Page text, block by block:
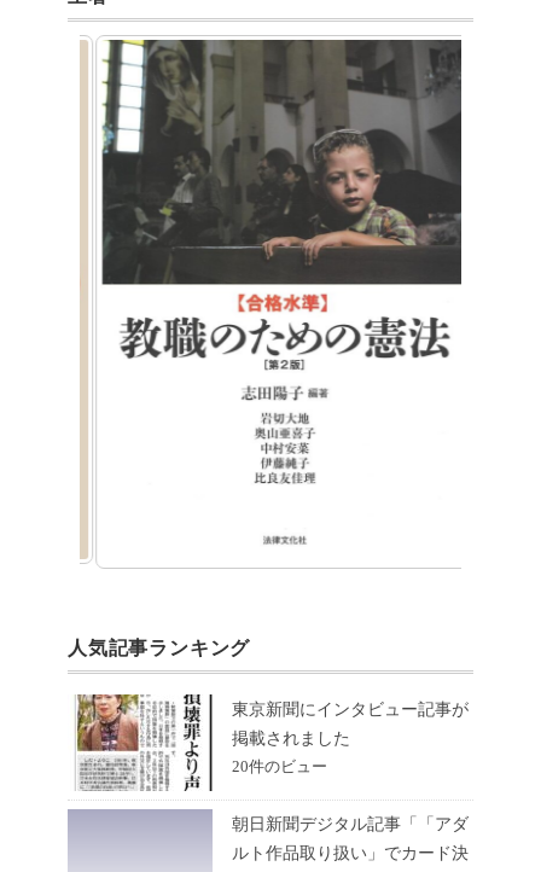
人気記事ランキング
東京新聞にインタビュー記事が
掲載されました
20件のビュー
朝日新聞デジタル記事「「アダ
ルト作品取り扱い」でカード決